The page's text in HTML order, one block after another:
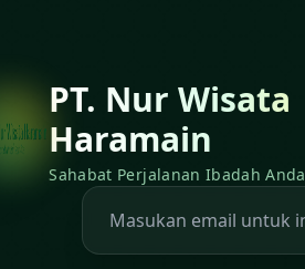
PT. Nur
Haramain
Sahabat Perjalanan